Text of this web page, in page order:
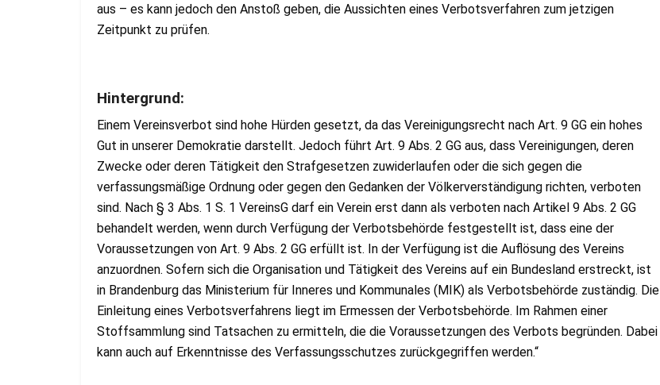
aus – es kann jedoch den Anstoß geben, die Aussichten eines Verbotsverfahren zum jetzigen
Zeitpunkt zu prüfen.
Hintergrund:
Einem Vereinsverbot sind hohe Hürden gesetzt, da das Vereinigungsrecht nach Art. 9 GG ein hohes
Gut in unserer Demokratie darstellt. Jedoch führt Art. 9 Abs. 2 GG aus, dass Vereinigungen, deren
Zwecke oder deren Tätigkeit den Strafgesetzen zuwiderlaufen oder die sich gegen die
verfassungsmäßige Ordnung oder gegen den Gedanken der Völkerverständigung richten, verboten
sind. Nach § 3 Abs. 1 S. 1 VereinsG darf ein Verein erst dann als verboten nach Artikel 9 Abs. 2 GG
behandelt werden, wenn durch Verfügung der Verbotsbehörde festgestellt ist, dass eine der
Voraussetzungen von Art. 9 Abs. 2 GG erfüllt ist. In der Verfügung ist die Auflösung des Vereins
anzuordnen. Sofern sich die Organisation und Tätigkeit des Vereins auf ein Bundesland erstreckt, ist
in Brandenburg das Ministerium für Inneres und Kommunales (MIK) als Verbotsbehörde zuständig. Die
Einleitung eines Verbotsverfahrens liegt im Ermessen der Verbotsbehörde. Im Rahmen einer
Stoffsammlung sind Tatsachen zu ermitteln, die die Voraussetzungen des Verbots begründen. Dabei
kann auch auf Erkenntnisse des Verfassungsschutzes zurückgegriffen werden.“